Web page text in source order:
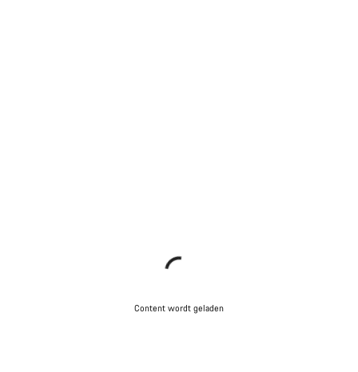
Content wordt geladen